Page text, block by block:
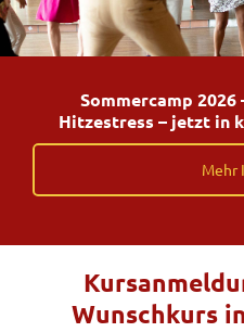
Sommercamp
Hitzestress – jetzt in
Mehr
Wunschkurs